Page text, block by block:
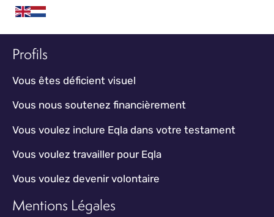
Profils
Vous êtes déficient visuel
Vous nous soutenez financièrement
Vous voulez inclure Eqla dans votre testament
Vous voulez travailler pour Eqla
Vous voulez devenir volontaire
Mentions Légales